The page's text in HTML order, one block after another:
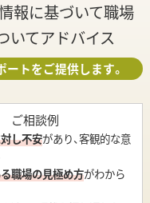
報に基づいて職場
いてアドバイス
トをご提供します。
ご相談例
し不安があり、客観的な意
職場の見極め方がわから